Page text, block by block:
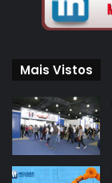
Mais Vistos